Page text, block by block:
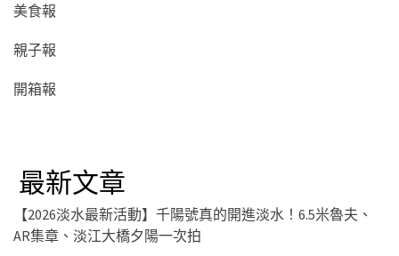
美食報
親子報
開箱報
最新文章
【2026淡水最新活動】千陽號真的開進淡水！6.5米魯夫、
AR集章、淡江大橋夕陽一次拍